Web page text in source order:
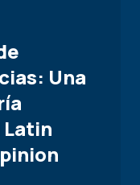
Una
Latin